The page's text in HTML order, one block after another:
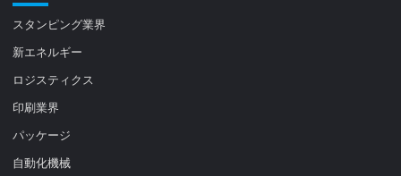
スタンピング業界
新エネルギー
ロジスティクス
印刷業界
パッケージ
自動化機械